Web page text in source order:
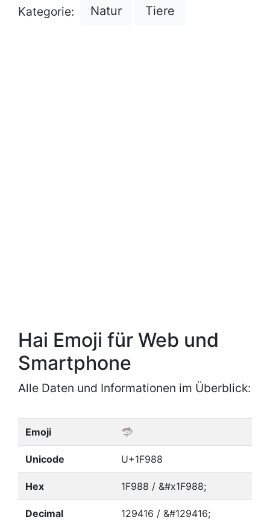
Kategorie: Natur Tiere
Hai Emoji für Web und
Smartphone
Alle Daten und Informationen im Überblick:
Emoji 🦈
Unicode U+1F988
Hex 1F988 / &#x1F988;
Decimal 129416 / &#129416;